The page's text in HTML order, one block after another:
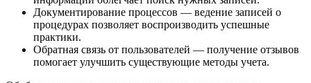
Документирование процессов — ведение записей о
процедурах позволяет воспроизводить успешные
практики.
Обратная связь от пользователей — получение отзывов
помогает улучшить существующие методы учета.